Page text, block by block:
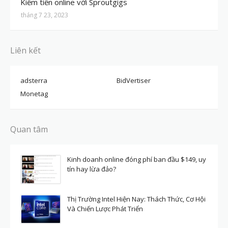
Kiếm tiền online với Sproutgigs
tháng 7 23, 2023
Liên kết
adsterra
BidVertiser
Monetag
Quan tâm
Kinh doanh online đóng phí ban đầu $149, uy
tín hay lừa đảo?
Thị Trường Intel Hiện Nay: Thách Thức, Cơ Hội
Và Chiến Lược Phát Triển